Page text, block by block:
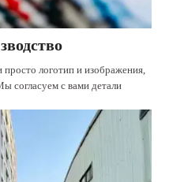
логотип и изображения,
согласуем с вами детали